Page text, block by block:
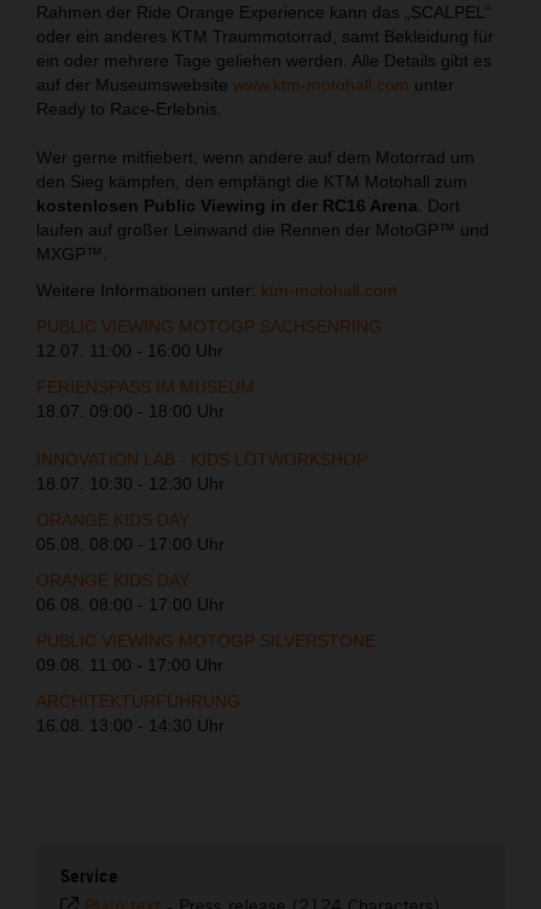
Rahmen der Ride Orange Experience kann das „SCALPEL“
oder ein anderes KTM Traummotorrad, samt Bekleidung für
ein oder mehrere Tage geliehen werden. Alle Details gibt es
auf der Museumswebsite www.ktm-motohall.com unter
Ready to Race-Erlebnis.
Wer gerne mitfiebert, wenn andere auf dem Motorrad um
den Sieg kämpfen, den empfängt die KTM Motohall zum
kostenlosen Public Viewing in der RC16 Arena . Dort
laufen auf großer Leinwand die Rennen der MotoGP™ und
MXGP™.
Weitere Informationen unter: ktm-motohall.com
PUBLIC VIEWING MOTOGP SACHSENRING
12.07. 11:00 - 16:00 Uhr
FERIENSPASS IM MUSEUM
18.07. 09:00 - 18:00 Uhr
INNOVATION LAB - KIDS LÖTWORKSHOP
18.07. 10:30 - 12:30 Uhr
ORANGE KIDS DAY
05.08. 08:00 - 17:00 Uhr
ORANGE KIDS DAY
06.08. 08:00 - 17:00 Uhr
PUBLIC VIEWING MOTOGP SILVERSTONE
09.08. 11:00 - 17:00 Uhr
ARCHITEKTURFÜHRUNG
16.08. 13:00 - 14:30 Uhr
Service